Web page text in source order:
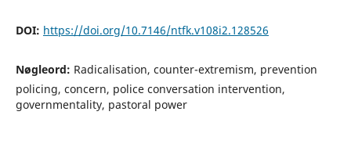
DOI: https://doi.org/10.7146/ntfk.v108i2.128526
Nøgleord: Radicalisation, counter-extremism, prevention
policing, concern, police conversation intervention,
governmentality, pastoral power